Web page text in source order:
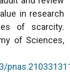
in research
of scarcity.
of Sciences,